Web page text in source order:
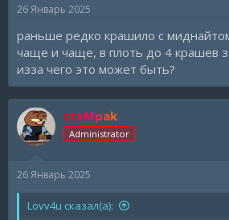
м
а
а
26 Январь 2025
раньше редко крашило с
чаще и чаще, в плоть до 4 крашев
изза чего это может быть?
csxMpak
Administrator
26 Январь 2025
Lovv4u сказал(а):